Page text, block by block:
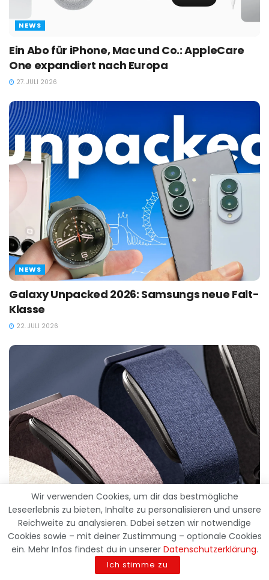
NEWS
Ein Abo für iPhone, Mac und Co.: AppleCare
One expandiert nach Europa
27. JULI 2026
NEWS
Galaxy Unpacked 2026: Samsungs neue Falt-
Klasse
22. JULI 2026
NEWS
Angriff auf Whoop und Co.: Garmin enthüllt
das CIRQA Smart Band
Wir verwenden Cookies, um dir das bestmögliche
Leseerlebnis zu bieten, Inhalte zu personalisieren und unsere
Reichweite zu analysieren. Dabei setzen wir notwendige
Cookies sowie – mit deiner Zustimmung – optionale Cookies
ein. Mehr Infos findest du in unserer Datenschutzerklärung.
Ich stimme zu